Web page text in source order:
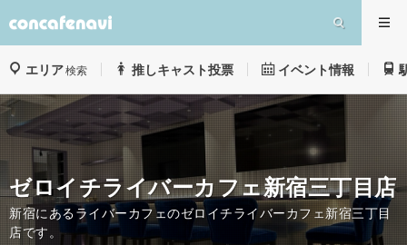
エリア検索 推しキャスト投票 イベント情報
ゼロイチライバーカフェ新宿三丁目店
新宿にあるライバーカフェのゼロイチライバーカフェ新宿三丁目
店です。